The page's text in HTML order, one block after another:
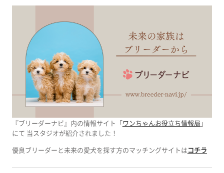
『ブリーダーナビ』内の情報サイト「ワンちゃんお役立ち情報局 」
にて 当スタジオが紹介されました！
優良ブリーダーと未来の愛犬を探す方のマッチングサイトはコチラ